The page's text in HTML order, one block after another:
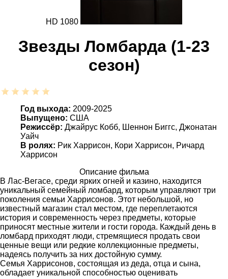
HD 1080
Звезды Ломбарда (1-23
сезон)
Год выхода: 2009-2025
Выпущено: США
Режиссёр: Джайрус Кобб, Шеннон Биггс, Джонатан
Уайч
В ролях: Рик Харрисон, Кори Харрисон, Ричард
Харрисон
Описание фильма
В Лас-Вегасе, среди ярких огней и казино, находится
уникальный семейный ломбард, которым управляют три
поколения семьи Харрисонов. Этот небольшой, но
известный магазин стал местом, где переплетаются
история и современность через предметы, которые
приносят местные жители и гости города. Каждый день в
ломбард приходят люди, стремящиеся продать свои
ценные вещи или редкие коллекционные предметы,
надеясь получить за них достойную сумму.
Семья Харрисонов, состоящая из деда, отца и сына,
обладает уникальной способностью оценивать